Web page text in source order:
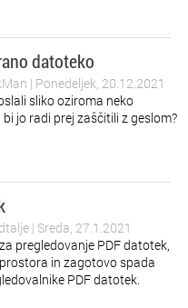
datoteko
| Ponedeljek, 20.12.2021
sliko oziroma neko
jo radi prej zaščitili z geslom?
| Sreda, 27.1.2021
pregledovanje PDF datotek,
in zagotovo spada
PDF datotek.